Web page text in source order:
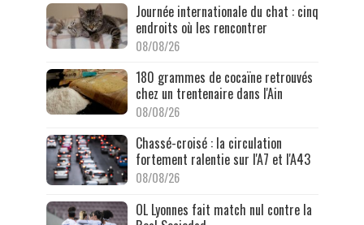
Journée internationale du chat : cinq
endroits où les rencontrer
08/08/26
180 grammes de cocaïne retrouvés
chez un trentenaire dans l'Ain
08/08/26
Chassé-croisé : la circulation
fortement ralentie sur l'A7 et l'A43
08/08/26
OL Lyonnes fait match nul contre la